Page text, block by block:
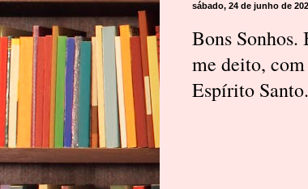
sábado, 24 de junho de
Bons
me deito,
Espírito Santo.